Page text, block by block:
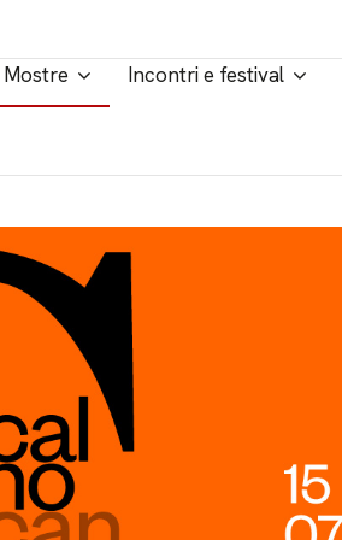
Mostre Incontri e festival